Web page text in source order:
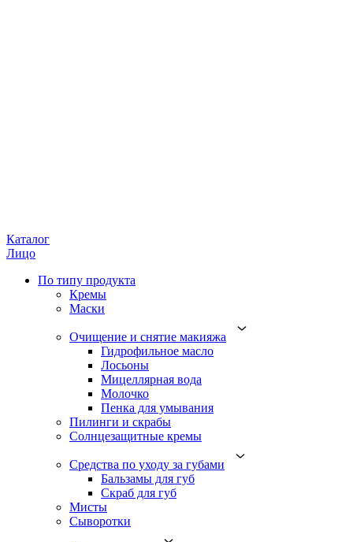
Каталог
Лицо
По типу продукта
Кремы
Маски
Очищение и снятие макияжа
Гидрофильное масло
Лосьоны
Мицеллярная вода
Молочко
Пенка для умывания
Пилинги и скрабы
Солнцезащитные кремы
Средства по уходу за губами
Бальзамы для губ
Скраб для губ
Мисты
Сыворотки